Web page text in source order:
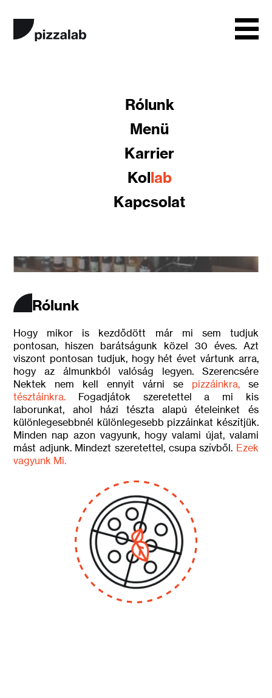
Házhozszállítás
Rólunk
Menü
Karrier
Kollab
Kapcsolat
Né Napoletano,
Né é Romano,
Rólunk
Hogy mikor is kezdődött már mi sem tudjuk
pontosan, hiszen barátságunk közel 30 éves. Azt
viszont pontosan tudjuk, hogy hét évet vártunk arra,
hogy az álmunkból valóság legyen. Szerencsére
Nektek nem kell ennyit várni se pizzáinkra, se
tésztáinkra. Fogadjátok szeretettel a mi kis
laborunkat, ahol házi tészta alapú ételeinket és
különlegesebbnél különlegesebb pizzáinkat készítjük.
Minden nap azon vagyunk, hogy valami újat, valami
mást adjunk. Mindezt szeretettel, csupa szívből. Ezek
vagyunk Mi.